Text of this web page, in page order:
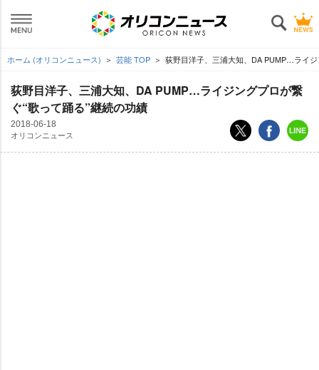
ホーム (オリコンニュース) 芸能 TOP 荻野目洋子、三浦大知、DA PUMP…ライ
荻野目洋子、三浦大知、DA PUMP…ライジングプロが繋
ぐ“歌って踊る”継続の功績
2018-06-18
オリコンニュース